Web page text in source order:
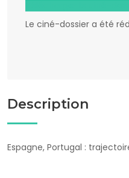
Le ciné-dossier a été
Description
Espagne, Portugal :